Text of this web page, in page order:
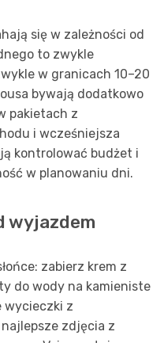
się w zależności od
to zwykle
w granicach 10–20
bywają dodatkowo
pakietach z
i wcześniejsza
kontrolować budżet i
w planowaniu dni.
wyjazdem
zabierz krem z
do wody na kamieniste
wycieczki z
zdjęcia z